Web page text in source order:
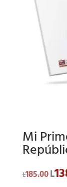
Mi
L185.00El
precio
L